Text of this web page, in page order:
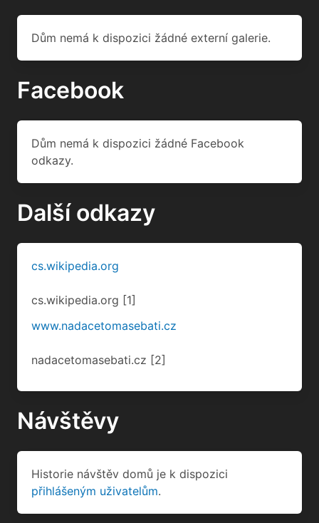
Dům nemá k dispozici žádné externí galerie.
Facebook
Dům nemá k dispozici žádné Facebook
odkazy.
Další odkazy
cs.wikipedia.org
cs.wikipedia.org [1]
www.nadacetomasebati.cz
nadacetomasebati.cz [2]
Návštěvy
Historie návštěv domů je k dispozici
přihlášeným uživatelům.